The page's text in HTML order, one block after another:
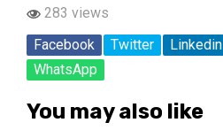
283 views
Facebook
Twitter Linkedin
WhatsApp
You may also like